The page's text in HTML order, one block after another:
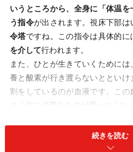
いうところから、全身に「体温
う指令が出されます。視床下部は
令塔ですね。この指令は具体的に
を介して行われます。
また、ひとが生きていくために
養と酸素が行き渡らないととい
割をしているのが血液です。この
、女性ホル
3.血液の流
続きを読む